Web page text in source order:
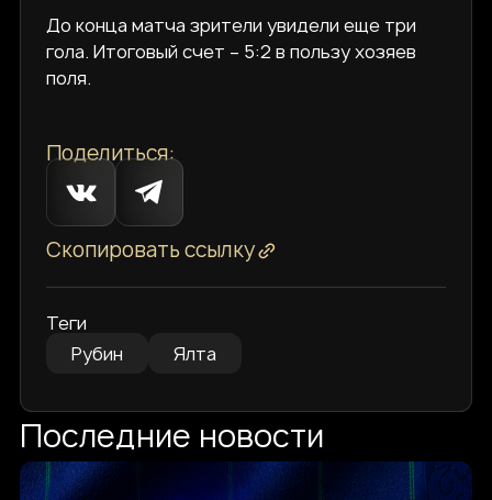
До конца матча зрители увидели еще три
гола. Итоговый счет – 5:2 в пользу хозяев
поля.
Поделиться:
Скопировать ссылку
Теги
Рубин
Ялта
Последние новости